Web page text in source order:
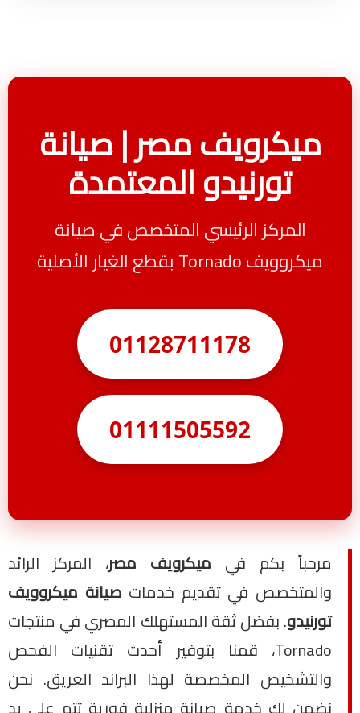
ميكرويف مصر | صيانة
تورنيدو المعتمدة
المركز الرئيسي المتخصص في صيانة
ميكروويف Tornado بقطع الغيار الأصلية
01128711178
01111505592
مرحباً بكم في ميكرويف مصر، المركز الرائد
والمتخصص في تقديم خدمات صيانة ميكروويف
تورنيدو. بفضل ثقة المستهلك المصري في منتجات
Tornado، قمنا بتوفير أحدث تقنيات الفحص
والتشخيص المخصصة لهذا البراند العريق. نحن